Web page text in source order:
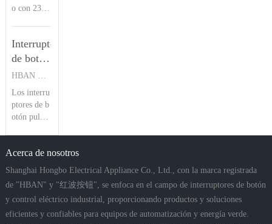
aplicacione
fuera de ca
rrete
azar los bo
muelle. Co
n una impe
d IP68 y u
na resisten
cia a desca
rgas eléctri
vida útil fi
a
del
pulsador
HBAN
o con 23 a
conmutado
res piezoel
serie HBP
S de HBA
N destaca
por su imp
8, resistenc
ia a impact
os IK09 y
construcci
ón en acer
o inoxidab
Interruptor
de botón
pulsador
de la
serie
HBS1-D
producto
|
Pulsador
HBAN
Los interru
ptores de b
otón pulsa
-D cuentan
con múltip
les opcione
s de monta
je, clasific
ación de i
Acerca de nosotros
Shanghai Hongbo Electrical Appliance Co., Ltd., con la marca registrada
de "HBAN" y "红波按钮", se enfoca en el campo de interruptores de botón
y control eléctrico industrial, proporcionando productos y soluciones
eficientes y confiables para equipos de automatización y energía verde.